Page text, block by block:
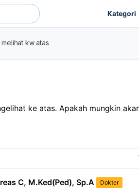
Kategori
melihat kw atas
ke atas. Apakah mungkin
C, M.Ked(Ped), Sp.A
Dokter